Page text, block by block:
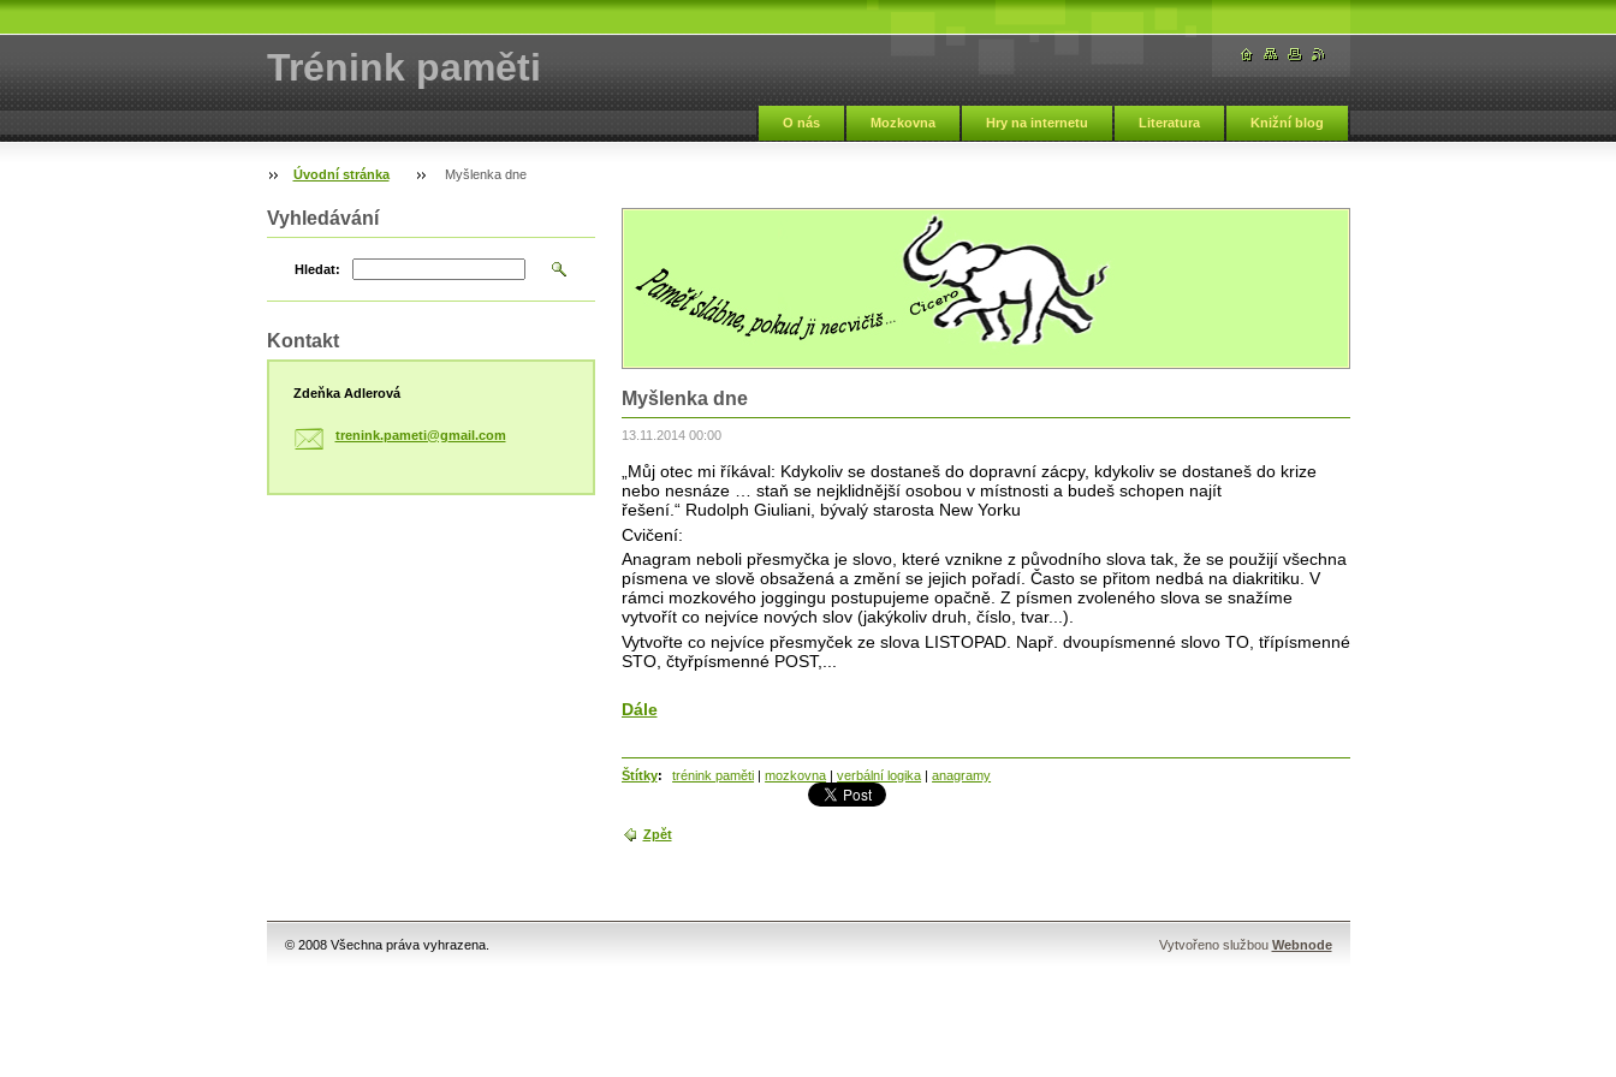
Trénink paměti
O nás Mozkovna Hry na internetu Literatura Knižní blog
Úvodní stránka Myšlenka dne
Myšlenka dne
13.11.2014 00:00
„Můj otec mi říkával: Kdykoliv se dostaneš do dopravní zácpy, kdykoliv se dostaneš do krize
nebo nesnáze … staň se nejklidnější osobou v místnosti a budeš schopen najít
řešení.“ Rudolph Giuliani, bývalý starosta New Yorku
Cvičení:
Anagram neboli přesmyčka je slovo, které vznikne z původního slova tak, že se použijí všechna
písmena ve slově obsažená a změní se jejich pořadí. Často se přitom nedbá na diakritiku. V
rámci mozkového joggingu postupujeme opačně. Z písmen zvoleného slova se snažíme
vytvořít co nejvíce nových slov (jakýkoliv druh, číslo, tvar...).
Vytvořte co nejvíce přesmyček ze slova LISTOPAD. Např. dvoupísmenné slovo TO, třípísmenné
STO, čtyřpísmenné POST,...
Dále
Štítky: trénink paměti mozkovna verbální logika anagramy
Zpět
Vyhledávání
Hledat:
Kontakt
Zdeňka Adlerová
trenink.pameti@gmail.com
© 2008 Všechna práva vyhrazena. Vytvořeno službou Webnode